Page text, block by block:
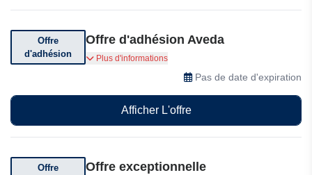
Offre
d'adhésion
Offre d'adhésion Aveda
Adhérez et cumulez 10 points de fidélité Aveda
Plus pour chaque dollar dépensé en ligne, en
magasin ou dans les salons participants.
Plus d'informations
Pas de date d'expiration
Afficher L'offre
Offre
Offre exceptionnelle